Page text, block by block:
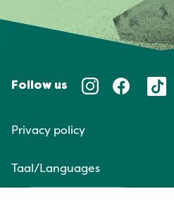
Follow us
Privacy policy
Taal/Languages